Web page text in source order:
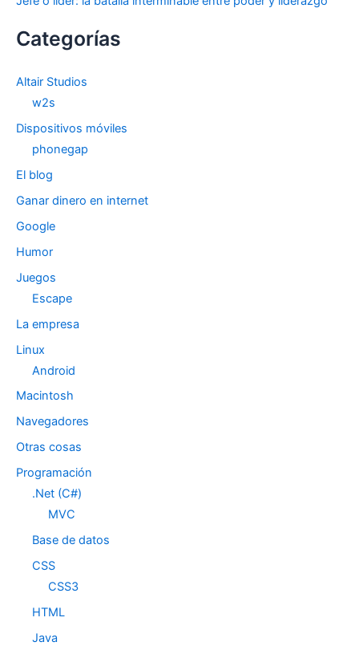
Categorías
Altair Studios
w2s
Dispositivos móviles
phonegap
El blog
Ganar dinero en internet
Google
Humor
Juegos
Escape
La empresa
Linux
Android
Macintosh
Navegadores
Otras cosas
Programación
.Net (C#)
MVC
Base de datos
CSS
CSS3
HTML
Java